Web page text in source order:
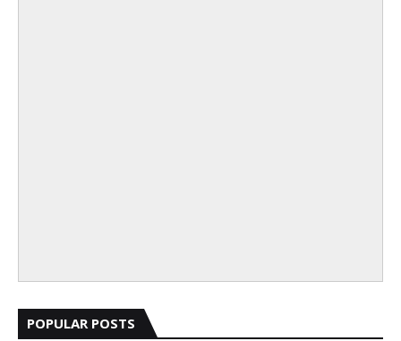
POPULAR POSTS